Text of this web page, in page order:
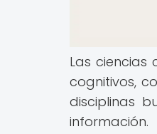
Las ciencias
cognitivos,
disciplinas
información.